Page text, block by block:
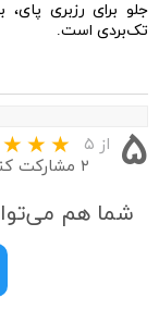
جلو برای رزبری
تک‌بردی است.
۵ از ۵
۲ مشارکت کننده
شما هم